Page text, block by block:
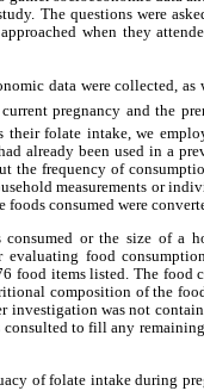
The questions were
when they
data were collected,
pregnancy and the
their folate intake, we
already been used in a
the frequency of
measurements or
foods consumed were
consumed or the size of a
food
food items listed. The
composition of the
investigation was not
consulted to fill any
of folate intake during